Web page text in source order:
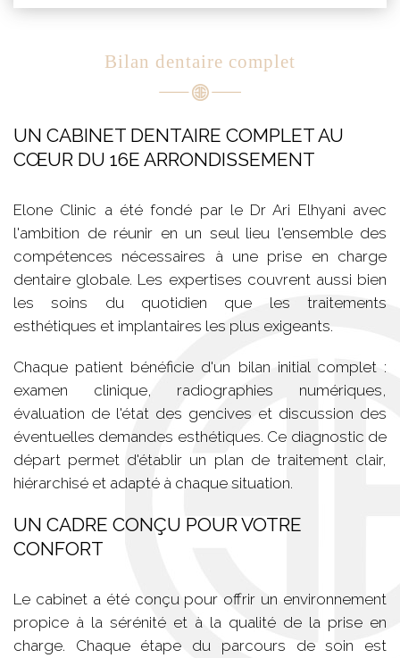
Bilan dentaire complet
UN CABINET DENTAIRE COMPLET AU
CŒUR DU 16E ARRONDISSEMENT
Elone Clinic a été fondé par le Dr Ari Elhyani avec
l'ambition de réunir en un seul lieu l'ensemble des
compétences nécessaires à une prise en charge
dentaire globale. Les expertises couvrent aussi bien
les soins du quotidien que les traitements
esthétiques et implantaires les plus exigeants.
Chaque patient bénéficie d'un bilan initial complet :
examen clinique, radiographies numériques,
évaluation de l'état des gencives et discussion des
éventuelles demandes esthétiques. Ce diagnostic de
départ permet d'établir un plan de traitement clair,
hiérarchisé et adapté à chaque situation.
UN CADRE CONÇU POUR VOTRE
CONFORT
Le cabinet a été conçu pour offrir un environnement
propice à la sérénité et à la qualité de la prise en
charge. Chaque étape du parcours de soin est